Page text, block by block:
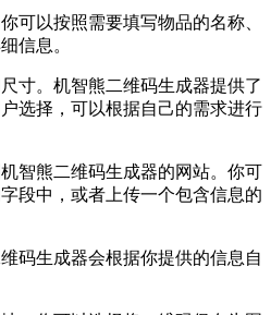
可以按照需要填写物品的名称、
信息。
寸。机智熊二维码生成器提供了
选择，可以根据自己的需求进行
智熊二维码生成器的网站。你可
段中，或者上传一个包含信息的
码生成器会根据你提供的信息自